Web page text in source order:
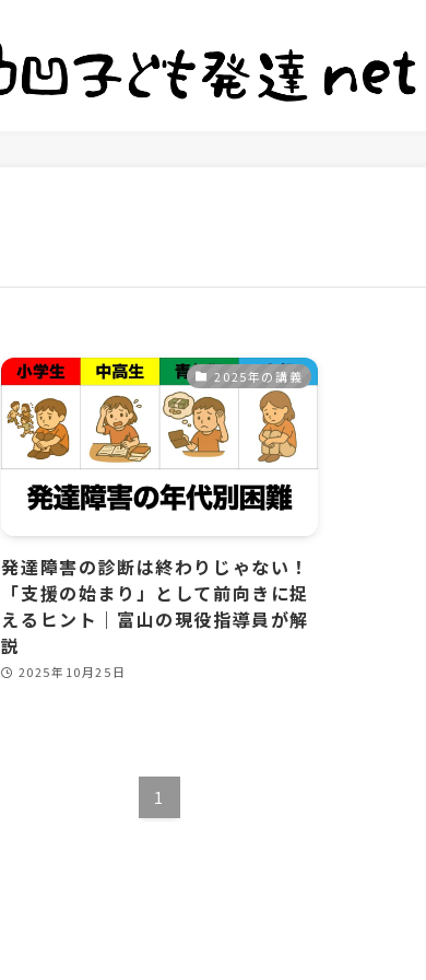
2025年の講義
発達障害の診断は終わりじゃない！
「支援の始まり」として前向きに捉
えるヒント｜富山の現役指導員が解
説
2025年10月25日
1